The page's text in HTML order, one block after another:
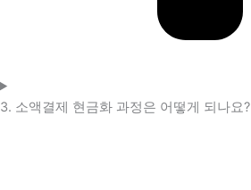
3. 소액결제 현금화 과정은 어떻게 되나요?